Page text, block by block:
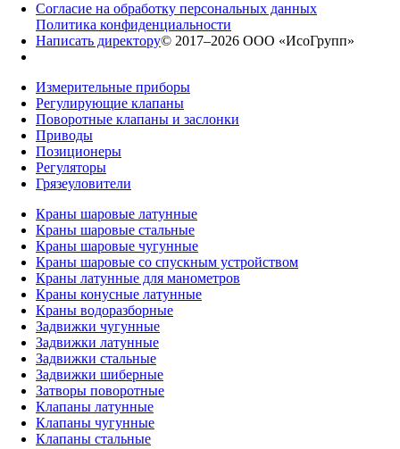
Согласие на обработку персональных данных
Политика конфиденциальности
Написать директору© 2017–2026 ООО «ИсоГрупп»
Измерительные приборы
Регулирующие клапаны
Поворотные клапаны и заслонки
Приводы
Позиционеры
Регуляторы
Грязеуловители
Краны шаровые латунные
Краны шаровые стальные
Краны шаровые чугунные
Краны шаровые со спускным устройством
Краны латунные для манометров
Краны конусные латунные
Краны водоразборные
Задвижки чугунные
Задвижки латунные
Задвижки стальные
Задвижки шиберные
Затворы поворотные
Клапаны латунные
Клапаны чугунные
Клапаны стальные